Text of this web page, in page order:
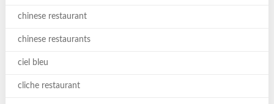
chinese restaurant
chinese restaurants
ciel bleu
cliche restaurant